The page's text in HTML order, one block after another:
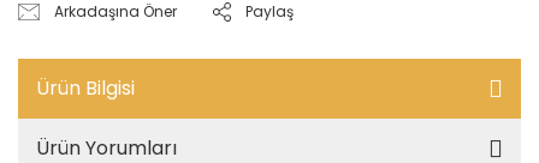
Arkadaşına Öner Paylaş
Ürün Bilgisi
Ürün Yorumları